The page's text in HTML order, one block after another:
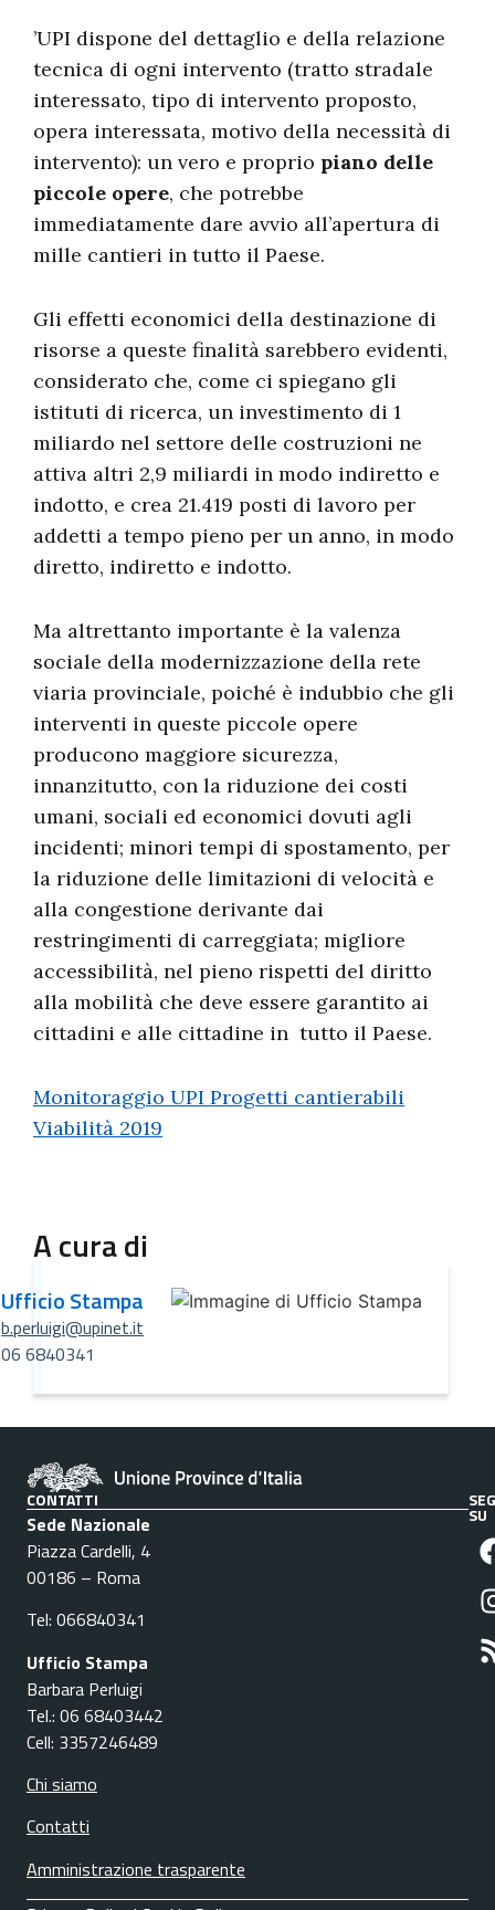
’UPI dispone del dettaglio e della relazione
tecnica di ogni intervento (tratto stradale
interessato, tipo di intervento proposto,
opera interessata, motivo della necessità di
intervento): un vero e proprio piano delle
piccole opere, che potrebbe
immediatamente dare avvio all’apertura di
mille cantieri in tutto il Paese.
Gli effetti economici della destinazione di
risorse a queste finalità sarebbero evidenti,
considerato che, come ci spiegano gli
istituti di ricerca, un investimento di 1
miliardo nel settore delle costruzioni ne
attiva altri 2,9 miliardi in modo indiretto e
indotto, e crea 21.419 posti di lavoro per
addetti a tempo pieno per un anno, in modo
diretto, indiretto e indotto.
Ma altrettanto importante è la valenza
sociale della modernizzazione della rete
viaria provinciale, poiché è indubbio che gli
interventi in queste piccole opere
producono maggiore sicurezza,
innanzitutto, con la riduzione dei costi
umani, sociali ed economici dovuti agli
incidenti; minori tempi di spostamento, per
la riduzione delle limitazioni di velocità e
alla congestione derivante dai
restringimenti di carreggiata; migliore
accessibilità, nel pieno rispetti del diritto
alla mobilità che deve essere garantito ai
cittadini e alle cittadine in tutto il Paese.
Monitoraggio UPI Progetti cantierabili
Viabilità 2019
A cura di
Ufficio Stampa
b.perluigi@upinet.it
06 6840341
CONTATTI
Sede Nazionale
Piazza Cardelli, 4
00186 – Roma
Tel: 066840341
Ufficio Stampa
Barbara Perluigi
Tel.: 06 68403442
Cell: 3357246489
Chi siamo
Contatti
Amministrazione trasparente
SU